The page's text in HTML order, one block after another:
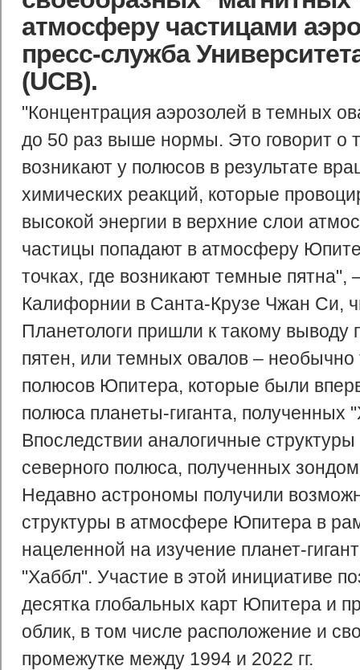
атмосферу частицами
пресс-служба
(UCB).
"Концентрация аэрозолей в темных
до 50 раз выше нормы. Это говорит о
возникают у полюсов в результате
химических реакций, которые
высокой энергии в верхние слои
частицы попадают в атмосферу
точках, где возникают темные
Калифорнии в Санта-Крузе Чжан Си,
Планетологи пришли к такому
пятен, или темных овалов –
полюсов Юпитера, которые были
полюса планеты-гиганта, полученных
Впоследствии аналогичные
северного полюса, полученных
Недавно астрономы получили
структуры в атмосфере Юпитера в
нацеленной на изучение планет-
"Хаббл". Участие в этой инициативе
десятка глобальных карт Юпитера и
облик, в том числе расположение и
промежутке между 1994 и 2022 гг.